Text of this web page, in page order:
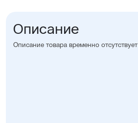
Описание
Описание товара временно отсутствует